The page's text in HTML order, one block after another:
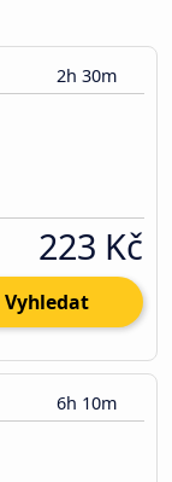
2h 30m
223 Kč
Vyhledat
6h 10m